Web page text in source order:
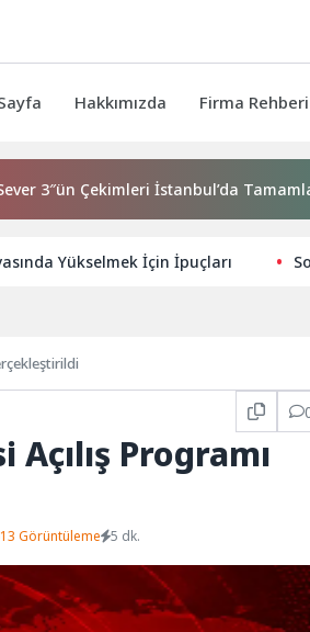
Hakkımızda Firma Rehberi
Çekimleri İstanbul’da Tamamlandı!
Yükselmek İçin İpuçları
Programı
13 Görüntüleme 5 dk.